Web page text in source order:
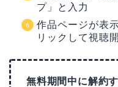
プ」と入力
作品ページが表
リックして視聴
無料期間中に解約